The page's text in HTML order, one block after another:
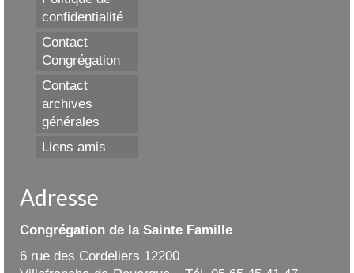
confidentialité
Contact
Congrégation
Contact
archives
générales
Liens amis
Adresse
Congrégation de la Sainte Famille
6 rue des Cordeliers 12200